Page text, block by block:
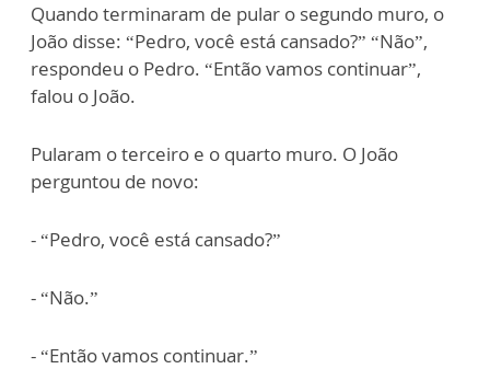
Quando terminaram de pular o segundo muro, o
João disse: “Pedro, você está cansado?” “Não”,
respondeu o Pedro. “Então vamos continuar”,
falou o João.
Pularam o terceiro e o quarto muro. O João
perguntou de novo:
- “Pedro, você está cansado?”
- “Não.”
- “Então vamos continuar.”